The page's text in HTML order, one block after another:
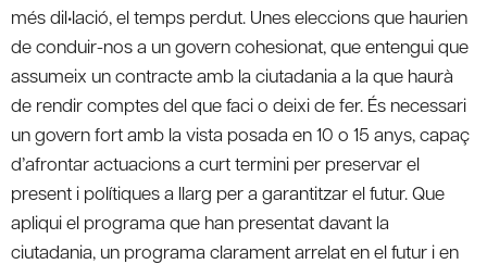
més dil•lació, el temps perdut. Unes eleccions que haurien
de conduir-nos a un govern cohesionat, que entengui que
assumeix un contracte amb la ciutadania a la que haurà
de rendir comptes del que faci o deixi de fer. És necessari
un govern fort amb la vista posada en 10 o 15 anys, capaç
d’afrontar actuacions a curt termini per preservar el
present i polítiques a llarg per a garantitzar el futur. Que
apliqui el programa que han presentat davant la
ciutadania, un programa clarament arrelat en el futur i en